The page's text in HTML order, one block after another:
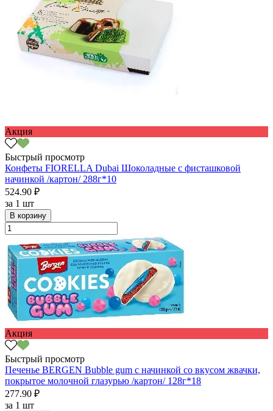
Акция
Быстрый просмотр
Конфеты FIORELLA Dubai Шоколадные с фисташковой
начинкой /картон/ 288г*10
524.90 ₽
за 1 шт
В корзину
Акция
Быстрый просмотр
Печенье BERGEN Bubble gum с начинкой со вкусом жвачки,
покрытое молочной глазурью /картон/ 128г*18
277.90 ₽
за 1 шт